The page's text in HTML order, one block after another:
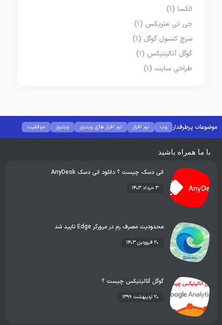
الکسا (۱)
جی تی متریکس (۱)
سرچ کنسول گوگل (۱)
گوگل آنالیتیکس (۱)
طراحی سایت (۱)
موضوعات پرطرفدار وب نرم افزار نرم افزار های ویندوز ویندوز
موفقیت
موبایل
با ما همراه باشید
انی دسک چیست ؟ دانلود انی دسک AnyDesk
۳ خرداد ۱۴۰۳
محدودیت مصرف رم در مرورگر Edge تایید شد
۲۰ فروردین ۱۴۰۳
گوگل آنالیتیکس چیست ؟
۲۰ اردیبهشت ۱۳۹۹